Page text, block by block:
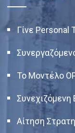
Γίνε Personal
Το Μοντέλο
Συνεχιζόμενη
Αίτηση